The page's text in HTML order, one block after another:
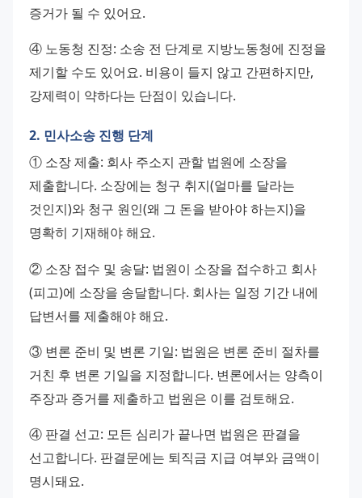
증거가 될 수 있어요.
④ 노동청 진정: 소송 전 단계로 지방노동청에 진정을
제기할 수도 있어요. 비용이 들지 않고 간편하지만,
강제력이 약하다는 단점이 있습니다.
2. 민사소송 진행 단계
① 소장 제출: 회사 주소지 관할 법원에 소장을
제출합니다. 소장에는 청구 취지(얼마를 달라는
것인지)와 청구 원인(왜 그 돈을 받아야 하는지)을
명확히 기재해야 해요.
② 소장 접수 및 송달: 법원이 소장을 접수하고 회사
(피고)에 소장을 송달합니다. 회사는 일정 기간 내에
답변서를 제출해야 해요.
③ 변론 준비 및 변론 기일: 법원은 변론 준비 절차를
거친 후 변론 기일을 지정합니다. 변론에서는 양측이
주장과 증거를 제출하고 법원은 이를 검토해요.
④ 판결 선고: 모든 심리가 끝나면 법원은 판결을
선고합니다. 판결문에는 퇴직금 지급 여부와 금액이
명시돼요.